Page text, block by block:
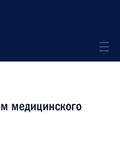
медицинского